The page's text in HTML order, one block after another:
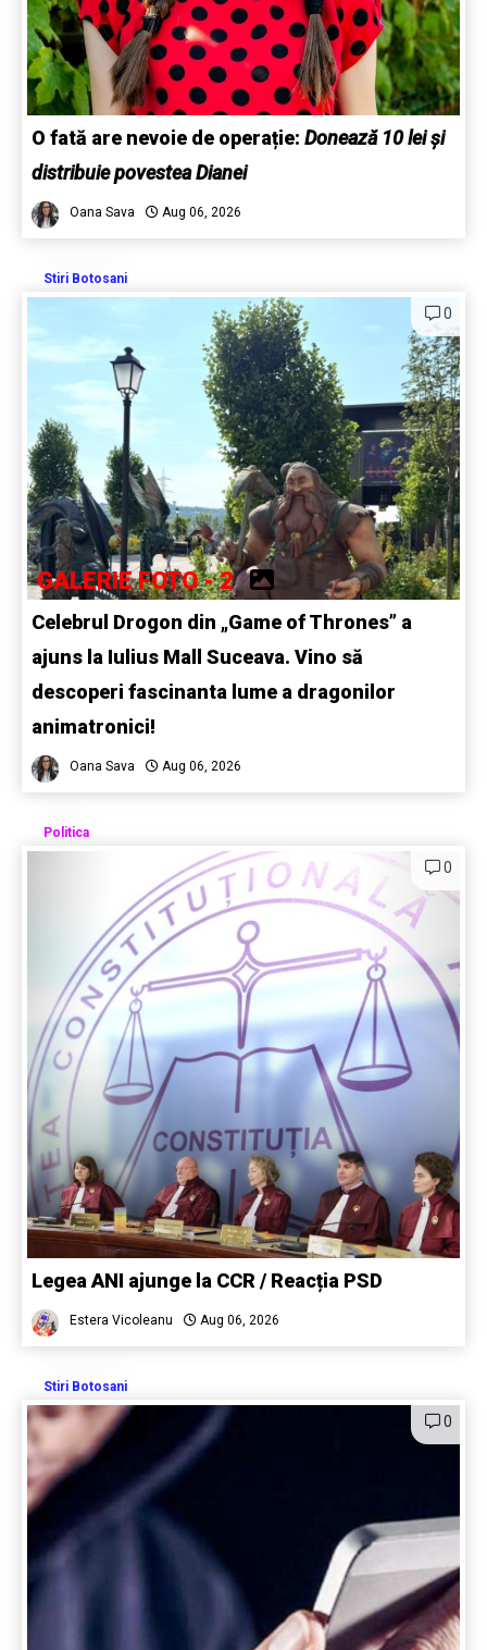
O fată are nevoie de operație: Donează 10 lei și
distribuie povestea Dianei
Oana Sava Aug 06, 2026
Stiri Botosani
0
GALERIE FOTO - 2
Celebrul Drogon din „Game of Thrones” a
ajuns la Iulius Mall Suceava. Vino să
descoperi fascinanta lume a dragonilor
animatronici!
Oana Sava Aug 06, 2026
Politica
0
Legea ANI ajunge la CCR / Reacția PSD
Estera Vicoleanu Aug 06, 2026
Stiri Botosani
0